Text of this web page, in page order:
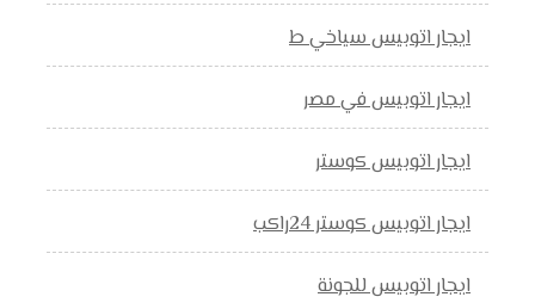
ايجار اتوبيس سياخي ط
ايجار اتوبيس في مصر
ايجار اتوبيس كوستر
ايجار اتوبيس كوستر 24راكب
ايجار اتوبيس للجونة